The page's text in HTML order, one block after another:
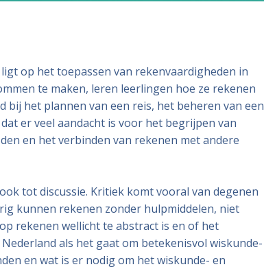
op het toepassen van rekenvaardigheden in
te maken, leren leerlingen hoe ze rekenen
het plannen van een reis, het beheren van een
er veel aandacht is voor het begrijpen van
en het verbinden van rekenen met andere
tot discussie. Kritiek komt vooral van degenen
kunnen rekenen zonder hulpmiddelen, niet
rekenen wellicht te abstract is en of het
als het gaat om betekenisvol wiskunde-
en wat is er nodig om het wiskunde- en